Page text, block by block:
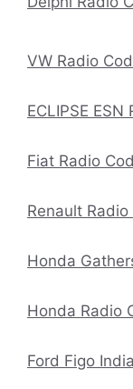
VW Radio
ECLIPSE
Fiat Radio
Renault Radio
Honda
Honda Radio
Ford Figo